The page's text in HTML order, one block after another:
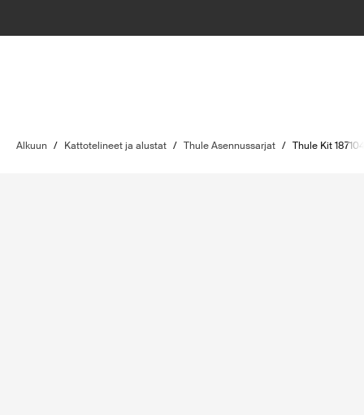
Alkuun / Kattotelineet ja alustat / Thule Asennussarjat / Thule Kit 187104